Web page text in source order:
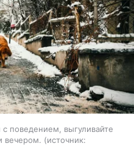
поведением, выгуливайте
вечером.
источник: